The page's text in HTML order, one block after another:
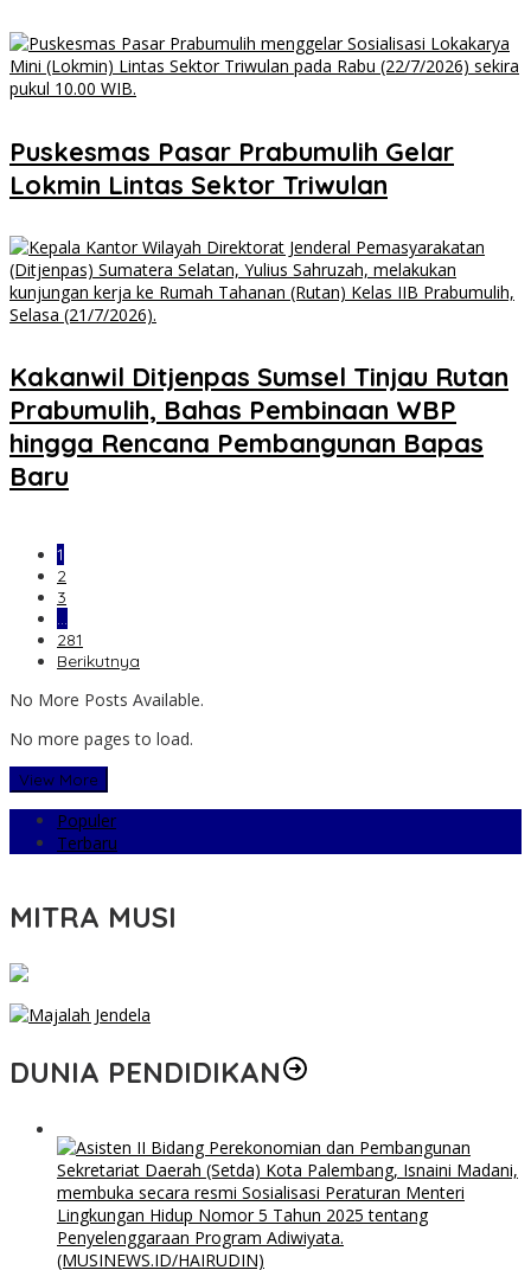
Puskesmas Pasar Prabumulih Gelar
Lokmin Lintas Sektor Triwulan
Kakanwil Ditjenpas Sumsel Tinjau Rutan
Prabumulih, Bahas Pembinaan WBP
hingga Rencana Pembangunan Bapas
Baru
1
2
3
…
281
Berikutnya
No More Posts Available.
No more pages to load.
View More
Populer
Terbaru
MITRA MUSI
DUNIA PENDIDIKAN